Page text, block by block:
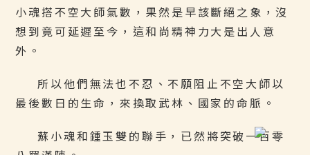
小魂搭不空大師氣數，果然是早該斷絕之象，沒
想到竟可延遲至今，這和尚精神力大是出人意
外。
所以他們無法也不忍、不願阻止不空大師以
最後數日的生命，來換取武林、國家的命脈。
蘇小魂和鍾玉雙的聯手，已然將突破一百零